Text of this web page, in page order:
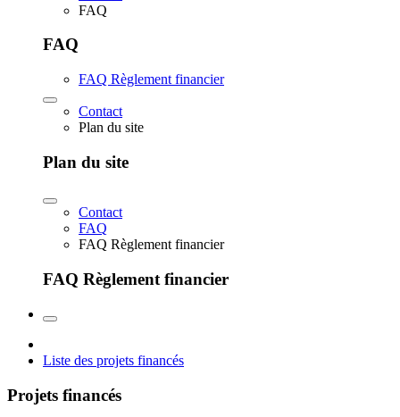
FAQ
FAQ
FAQ Règlement financier
Contact
Plan du site
Plan du site
Contact
FAQ
FAQ Règlement financier
FAQ Règlement financier
Liste des projets financés
Projets financés